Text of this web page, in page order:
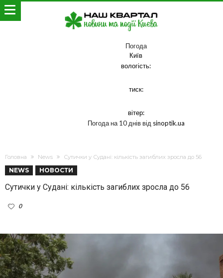
Погода
Київ
вологість:
тиск:
вітер:
Погода на 10 днів від sinoptik.ua
Головна News Сутички у Судані: кількість загиблих зросла до 56
NEWS НОВОСТИ
Сутички у Судані: кількість загиблих зросла до 56
0